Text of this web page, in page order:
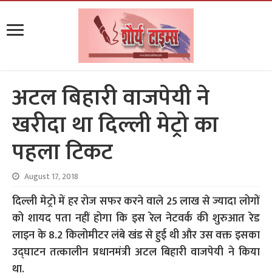
अटल बिहारी वाजपेयी ने
खरीदा था दिल्ली मेट्रो का
पहला टिकट
August 17, 2018
दिल्ली मेट्रो में हर रोज सफर करने वाले 25 लाख से ज्यादा लोगों
को शायद पता नहीं होगा कि इस रेल नेटवर्क की शुरुआत रेड
लाइन के 8.2 किलोमीटर लंबे खंड से हुई थी और उस वक्त इसका
उद्घाटन तत्कालीन प्रधानमंत्री अटल बिहारी वाजपेयी ने किया
था.